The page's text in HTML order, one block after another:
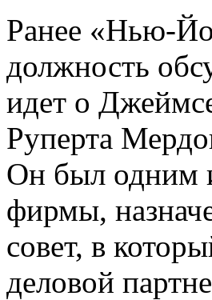
Ранее «Нью-
должность
идет о
Руперта
Он был одним
фирмы,
совет, в
деловой